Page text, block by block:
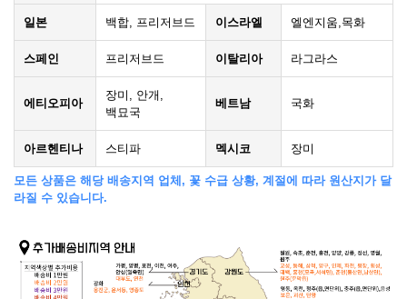
일본 백합, 프리저브드 이스라엘 엘엔지움,목화
스페인 프리저브드 이탈리아 라그라스
에티오피아
장미, 안개,
백묘국
베트남 국화
아르헨티나 스티파 멕시코 장미
모든 상품은 해당 배송지역 업체, 꽃 수급 상황, 계절에 따라 원산지가 달
라질 수 있습니다.